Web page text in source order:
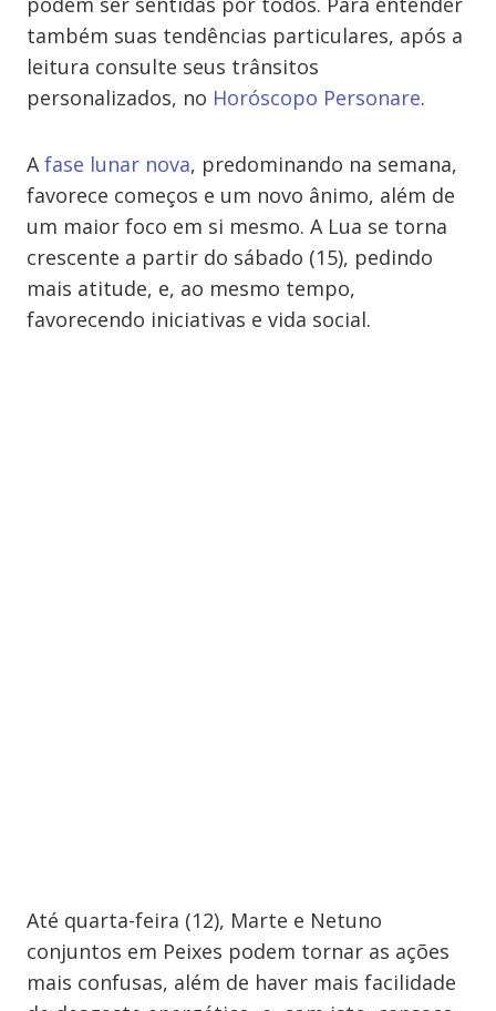
também suas tendências particulares, após a
leitura consulte seus trânsitos
personalizados, no Horóscopo Personare.
A fase lunar nova, predominando na semana,
favorece começos e um novo ânimo, além de
um maior foco em si mesmo. A Lua se torna
crescente a partir do sábado (15), pedindo
mais atitude, e, ao mesmo tempo,
favorecendo iniciativas e vida social.
Até quarta-feira (12), Marte e Netuno
conjuntos em Peixes podem tornar as ações
mais confusas, além de haver mais facilidade